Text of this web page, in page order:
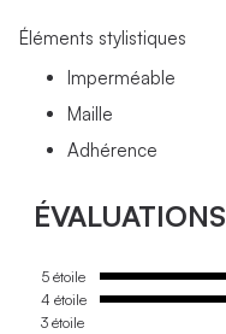
Éléments stylistiques
Imperméable
Maille
Adhérence
ÉVALUATIONS
5 étoile
4 étoile
3 étoile